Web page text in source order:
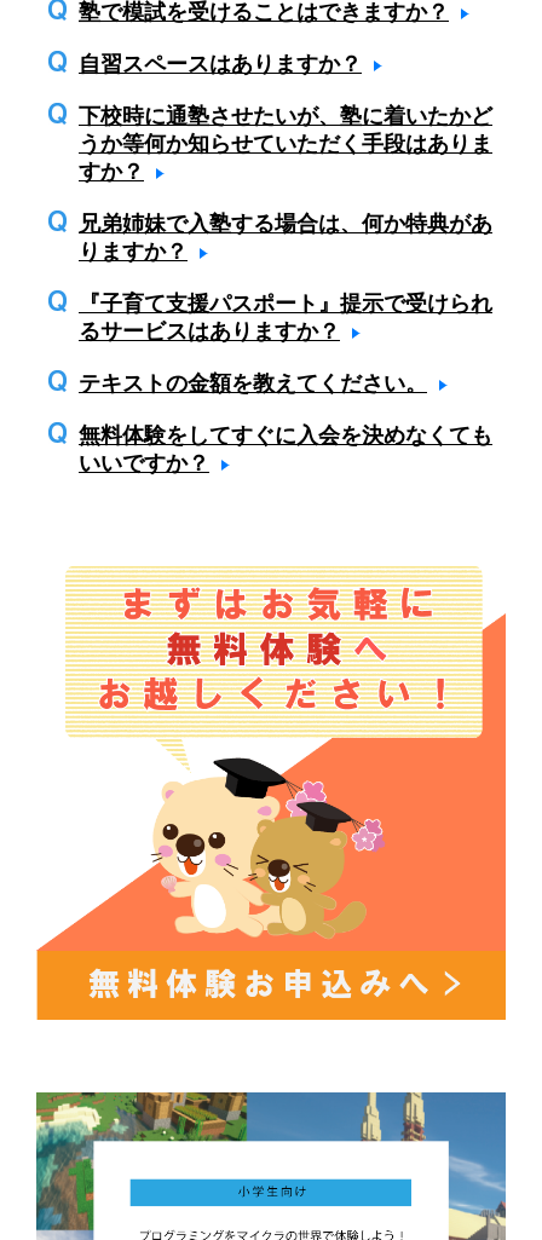
塾で模試を受けることはできますか？
自習スペースはありますか？
下校時に通塾させたいが、塾に着いたかど
うか等何か知らせていただく手段はありま
すか？
兄弟姉妹で入塾する場合は、何か特典があ
りますか？
『子育て支援パスポート』提示で受けられ
るサービスはありますか？
テキストの金額を教えてください。
無料体験をしてすぐに入会を決めなくても
いいですか？